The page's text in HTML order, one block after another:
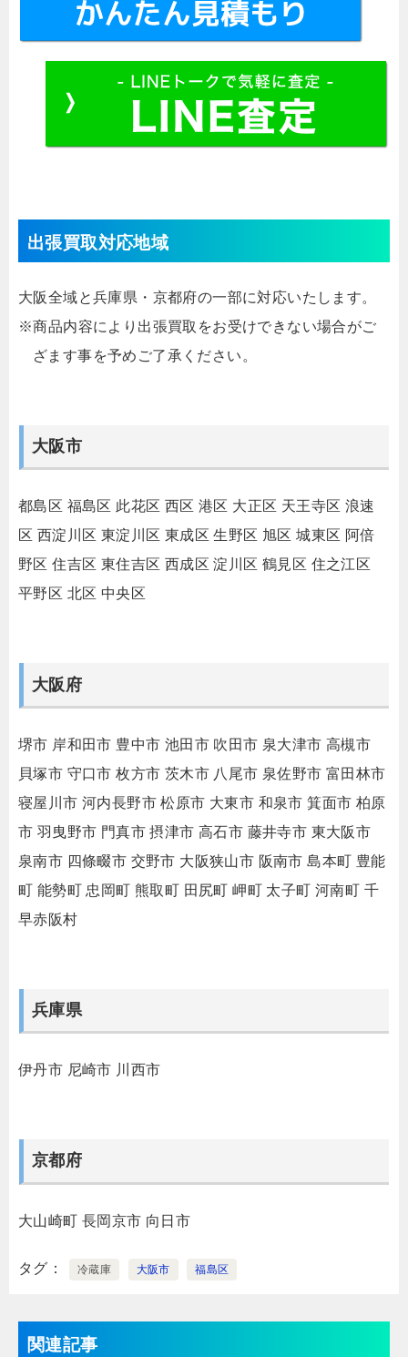
出張買取対応地域
大阪全域と兵庫県・京都府の一部に対応いたします。
※商品内容により出張買取をお受けできない場合がご
ざます事を予めご了承ください。
大阪市
都島区 福島区 此花区 西区 港区 大正区 天王寺区 浪速
区 西淀川区 東淀川区 東成区 生野区 旭区 城東区 阿倍
野区 住吉区 東住吉区 西成区 淀川区 鶴見区 住之江区
平野区 北区 中央区
大阪府
堺市 岸和田市 豊中市 池田市 吹田市 泉大津市 高槻市
貝塚市 守口市 枚方市 茨木市 八尾市 泉佐野市 富田林市
寝屋川市 河内長野市 松原市 大東市 和泉市 箕面市 柏原
市 羽曳野市 門真市 摂津市 高石市 藤井寺市 東大阪市
泉南市 四條畷市 交野市 大阪狭山市 阪南市 島本町 豊能
町 能勢町 忠岡町 熊取町 田尻町 岬町 太子町 河南町 千
早赤阪村
兵庫県
伊丹市 尼崎市 川西市
京都府
大山崎町 長岡京市 向日市
タグ 冷蔵庫 大阪市 福島区
関連記事